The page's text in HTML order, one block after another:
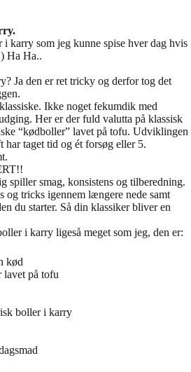
karry som jeg kunne spise hver dag hvis
Ha Ha..
Ja den er ret tricky og derfor tog det
Ikke noget fekumdik med
Her er der fuld valutta på klassisk
“kødboller” lavet på tofu. Udviklingen
taget tid og ét forsøg eller 5.
spiller smag, konsistens og tilberedning.
og tricks igennem længere nede samt
du starter. Så din klassiker bliver en
i karry ligeså meget som jeg, den er:
kød
lavet på tofu
boller i karry